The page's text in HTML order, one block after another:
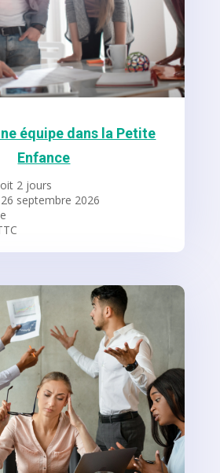
équipe dans la Petite
Enfance
2 jours
septembre 2026